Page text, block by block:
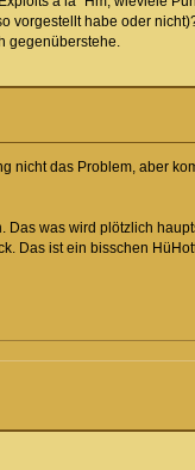
vorgestellt habe oder
gegenüberstehe.
nicht das Problem, aber
Das was wird plötzlich
Das ist ein bisschen